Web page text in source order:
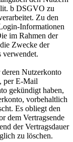
b DSGVO zu
Zu den
Informationen
im Rahmen der
Zwecke der
verwendet.
Nutzerkonto
per E-Mail
gekündigt haben,
vorbehaltlich
Es obliegt den
dem Vertragsende
der Vertragsdauer
zu löschen.